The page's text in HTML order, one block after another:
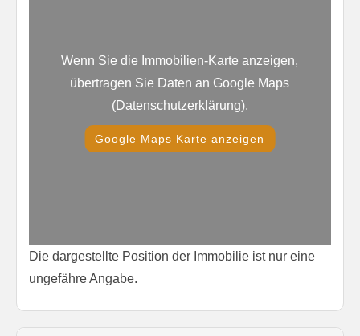
Wenn Sie die Immobilien-Karte anzeigen,
übertragen Sie Daten an Google Maps
(Datenschutzerklärung).
Google Maps Karte anzeigen
Die dargestellte Position der Immobilie ist nur eine
ungefähre Angabe.